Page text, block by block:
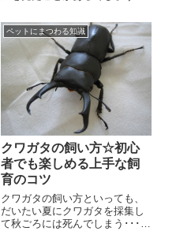
てみたいと思いますよね。亀は
身近で見かける生き物...
ペットにまつわる知識
クワガタの飼い方☆初心
者でも楽しめる上手な飼
育のコツ
クワガタの飼い方といっても、
だいたい夏にクワガタを採集し
て秋ごろには死んでしまう･･･と